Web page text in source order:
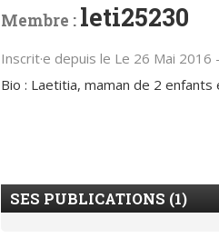
Membre : leti25230
Inscrit·e depuis le Le 26 Mai 2016
Bio : Laetitia, maman de 2
SES PUBLICATIONS (1)